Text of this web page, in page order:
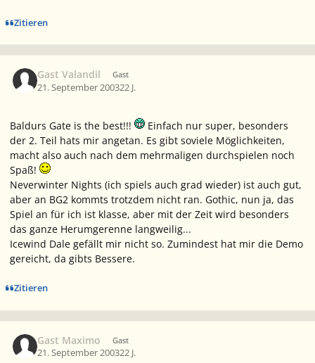
Zitieren
Gast Valandil Gast
21. September 200322 J.
Baldurs Gate is the best!!!
Einfach nur super, besonders
der 2. Teil hats mir angetan. Es gibt soviele Möglichkeiten,
macht also auch nach dem mehrmaligen durchspielen noch
Spaß!
Neverwinter Nights (ich spiels auch grad wieder) ist auch gut,
aber an BG2 kommts trotzdem nicht ran. Gothic, nun ja, das
Spiel an für ich ist klasse, aber mit der Zeit wird besonders
das ganze Herumgerenne langweilig...
Icewind Dale gefällt mir nicht so. Zumindest hat mir die Demo
gereicht, da gibts Bessere.
Zitieren
Gast Maximo Gast
21. September 200322 J.